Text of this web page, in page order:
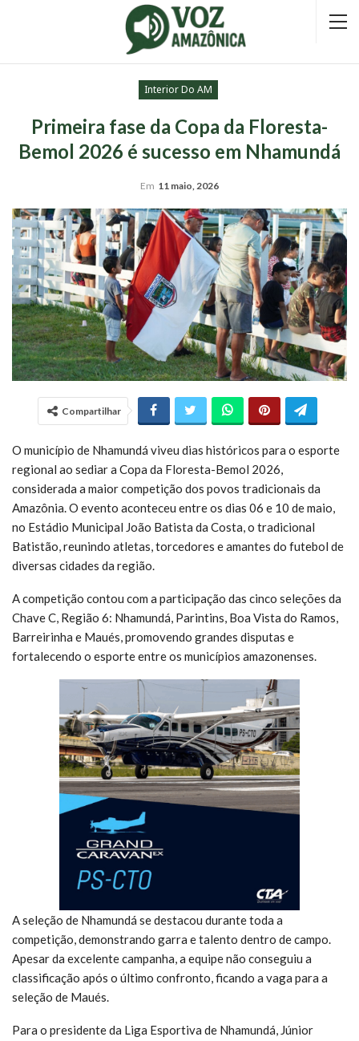
Interior Do AM
Primeira fase da Copa da Floresta-
Bemol 2026 é sucesso em Nhamundá
Em 11 maio, 2026
Compartilhar
O município de Nhamundá viveu dias históricos para o esporte
regional ao sediar a Copa da Floresta-Bemol 2026,
considerada a maior competição dos povos tradicionais da
Amazônia. O evento aconteceu entre os dias 06 e 10 de maio,
no Estádio Municipal João Batista da Costa, o tradicional
Batistão, reunindo atletas, torcedores e amantes do futebol de
diversas cidades da região.
A competição contou com a participação das cinco seleções da
Chave C, Região 6: Nhamundá, Parintins, Boa Vista do Ramos,
Barreirinha e Maués, promovendo grandes disputas e
fortalecendo o esporte entre os municípios amazonenses.
A seleção de Nhamundá se destacou durante toda a
competição, demonstrando garra e talento dentro de campo.
Apesar da excelente campanha, a equipe não conseguiu a
classificação após o último confronto, ficando a vaga para a
seleção de Maués.
Para o presidente da Liga Esportiva de Nhamundá, Júnior